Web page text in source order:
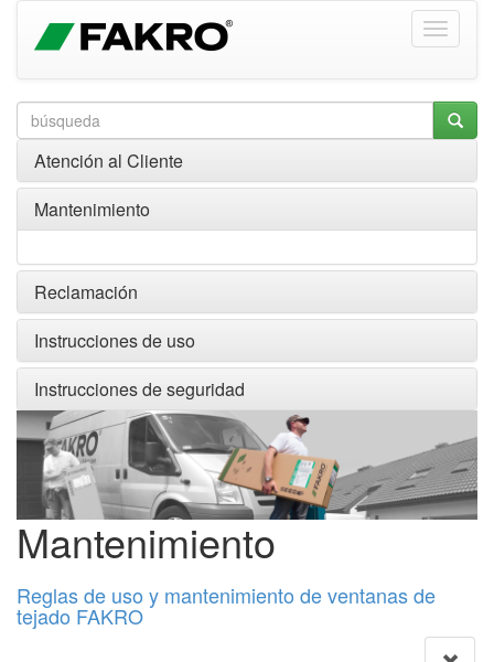
Atención al Cliente
Mantenimiento
Reclamación
Instrucciones de uso
Instrucciones de seguridad
Mantenimiento
Reglas de uso y mantenimiento de ventanas de
tejado FAKRO